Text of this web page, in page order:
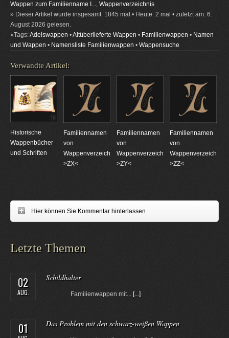
Wappen zum Familienname I..., Wappenverzeichnis
» Dieser Artikel wurde insgesamt: 1845 mal • Heute: 2 mal • zuletzt am: 6.
August 2026 gelesen.
»Tags:Adelswappen •Altüberlieferte Wappen • Familienwappen • Namen
und Wappen • Namensliste Familienwappen • Wappensuche
Verwandte Artikel:
Historische
Wappenbücher
und Schriften
Familiennamen
von
Wappenverzeichnungen
>ZX<
Familiennamen
von
Wappenverzeichnungen
>ZY<
Familiennamen
von
>ZZ<
Hier können Sie Kommentar hinterlassen
Letzte Themen
02
AUG.
Schildhalter
Familienwappen mit... [...]
01 Das Problem mit den schwarz-weißen Wappen